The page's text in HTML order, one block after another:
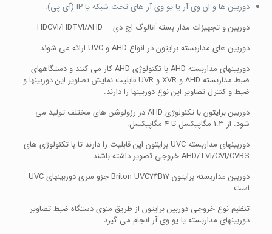
دوربین ها و ان وی آر یا یو وی آر های تحت شبکه یا IP (آی پی).
دوربین و تجهیزات مدار بسته آنالوگ اچ دی – HDCVI/HDTVI/AHD
دوربین های مداربسته برایتون در انواع AHD و UVC ارائه می شوند.
دوربینهای مداربسته AHD با تکنولوژی AHD کار می کنند و دستگاههای
ضبط مداربسته AHD و XVR و UVR قابلیت نمایش تصاویر این دوربینها و
ضبط و کنترل تصاویر این نوع دوربینها را دارند.
دوربین برایتون با تکنولوژی AHD در رزولوشن های مختلف تولید می
شود. از 1.3 مگاپیکسل تا 4 مگاپیکسل.
دوربینهای مداربسته UVC برایتون این قابلیت را دارند تا با تکنولوژی های
AHD/TVI/CVI/CVBS خروجی تصویر داشته باشند.
دوربین مداربسته برایتون Briton UVC74B17 جزو سری دوربینهای UVC
است.
تنظیم نوع خروجی دوربین برایتون از طریق منوی دستگاه ضبط تصاویر
دوربینهای مداربسته یا یو وی آر انجام می گیرد.